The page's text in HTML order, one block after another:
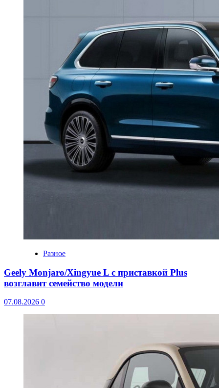
Разное
Geely Monjaro/Xingyue L с приставкой Plus
возглавит семейство модели
07.08.2026 0